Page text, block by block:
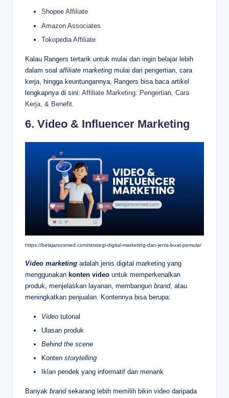
Shopee Affiliate
Amazon Associates
Tokopedia Affiliate
Kalau Rangers tertarik untuk mulai dan ingin belajar lebih
dalam soal affiliate marketing mulai dari pengertian, cara
kerja, hingga keuntungannya, Rangers bisa baca artikel
lengkapnya di sini: Affiliate Marketing: Pengertian, Cara
Kerja, & Benefit
6. Video & Influencer Marketing
https://belajarsosmed.com/strategi-digital-marketing-dan-jenis-buat-pemula/
Video marketing adalah jenis digital marketing yang
menggunakan konten video untuk memperkenalkan
produk, menjelaskan layanan, membangun brand, atau
meningkatkan penjualan. Kontennya bisa berupa:
Video tutorial
Ulasan produk
Behind the scene
Konten storytelling
Iklan pendek yang informatif dan menarik
Banyak brandsekarang lebih memilih bikin video daripada